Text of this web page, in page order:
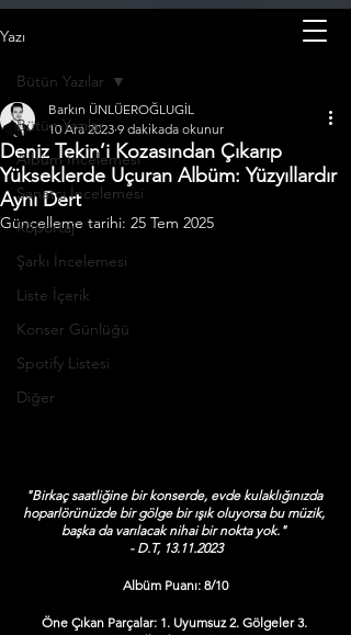
Yazı
Bütün Yazılar
Albüm İncelemesi
Sanatçı İncelemesi
Röportaj
Şarkı İncelemesi
Liste İçerik
Konser Günlüğü
Spotify Listesi
Diğer
Bütün Yazılar
Deniz Tekin’i Kozasından Çıkarıp
Yükseklerde Uçuran Albüm: Yüzyıllardır
Aynı Dert
Barkın ÜNLÜEROĞLUGİL
10 Ara 2023 9 dakikada okunur
Güncelleme tarihi: 25 Tem 2025
"Birkaç saatliğine bir konserde, evde kulaklığınızda
hoparlörünüzde bir gölge bir ışık oluyorsa bu müzik,
başka da varılacak nihai bir nokta yok."
- D.T, 13.11.2023
Albüm Puanı: 8/10
Öne Çıkan Parçalar: 1. Uyumsuz 2. Gölgeler 3.